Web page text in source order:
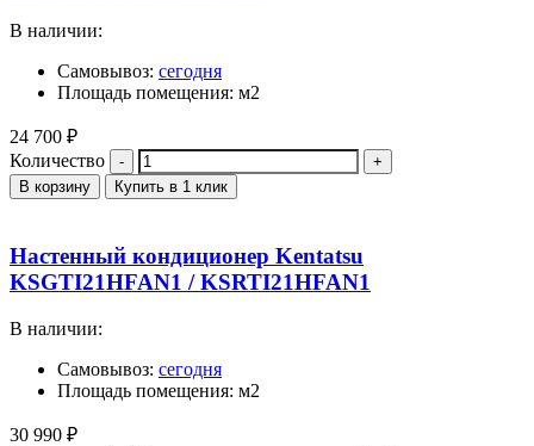
В наличии:
Самовывоз: сегодня
Площадь помещения: м2
24 700 ₽
Количество
В корзину Купить в 1 клик
Настенный кондиционер Kentatsu
KSGTI21HFAN1 / KSRTI21HFAN1
В наличии:
Самовывоз: сегодня
Площадь помещения: м2
30 990 ₽